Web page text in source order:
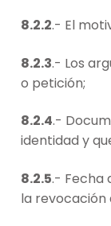
8.2.2.- El
8.2.3.- Los
o petición;
8.2.4.-
identidad y
8.2.5.- Fecha
la revocación